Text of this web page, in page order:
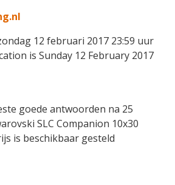
12 februari 2017 23:59 uur
is Sunday 12 February 2017
goede antwoorden na 25
SLC Companion 10x30
is beschikbaar gesteld